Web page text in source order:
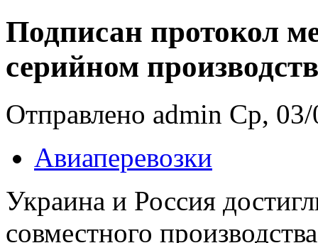
Подписан протокол
серийном
Отправлено admin Ср,
Авиаперевозки
Украина и Россия
совместного